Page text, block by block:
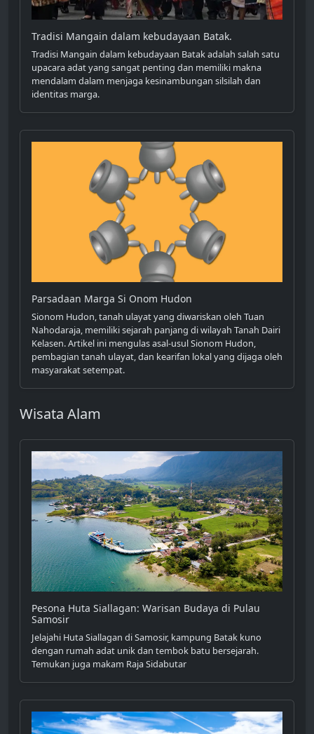
Tradisi Mangain dalam kebudayaan Batak.
Tradisi Mangain dalam kebudayaan Batak adalah salah satu
upacara adat yang sangat penting dan memiliki makna
mendalam dalam menjaga kesinambungan silsilah dan
identitas marga.
Parsadaan Marga Si Onom Hudon
Sionom Hudon, tanah ulayat yang diwariskan oleh Tuan
Nahodaraja, memiliki sejarah panjang di wilayah Tanah Dairi
Kelasen. Artikel ini mengulas asal-usul Sionom Hudon,
pembagian tanah ulayat, dan kearifan lokal yang dijaga oleh
masyarakat setempat.
Wisata Alam
Pesona Huta Siallagan: Warisan Budaya di Pulau
Samosir
Jelajahi Huta Siallagan di Samosir, kampung Batak kuno
dengan rumah adat unik dan tembok batu bersejarah.
Temukan juga makam Raja Sidabutar